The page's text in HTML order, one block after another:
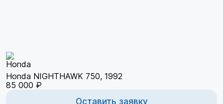
Honda NIGHTHAWK 750, 1992
85 000 ₽
Оставить заявку